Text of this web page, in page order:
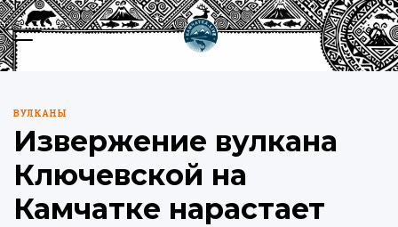
Перейти
к
содержимому
Меню
ОПУБЛИКОВАНО
В
ВУЛКАНЫ
Извержение вулкана
Ключевской на
Камчатке нарастает